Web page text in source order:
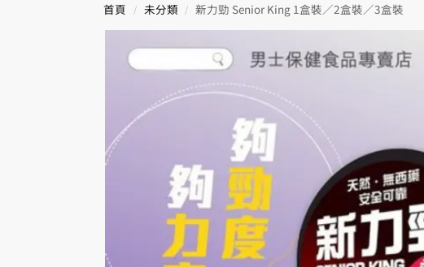
首頁 / 未分類 / 新力勁 Senior King 1盒裝／2盒裝／3盒裝